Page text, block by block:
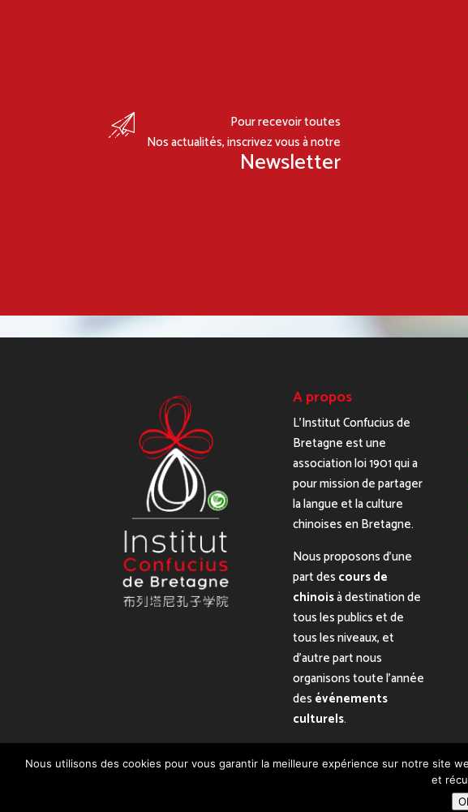
Pour recevoir toutes
Nos actualités, inscrivez vous à notre
Newsletter
A propos
L’Institut Confucius de
Bretagne est une
association loi 1901 qui a
pour mission de partager
la langue et la culture
chinoises en Bretagne.
Nous proposons d’une
part des cours de
chinoisà destination de
tous les publics et de
tous les niveaux, et
d’autre part nous
organisons toute l’année
des événements
culturels.
Nous utilisons des cookies pour vous garantir la meilleure expérience sur notre site
et